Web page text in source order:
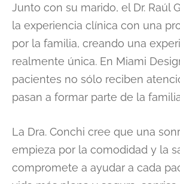
Junto con su marido, el Dr. Raúl
la experiencia clínica con una
por la familia, creando una
realmente única. En Miami
pacientes no sólo reciben
pasan a formar parte de la
La Dra. Conchi cree que una
empieza por la comodidad y la
compromete a ayudar a cada